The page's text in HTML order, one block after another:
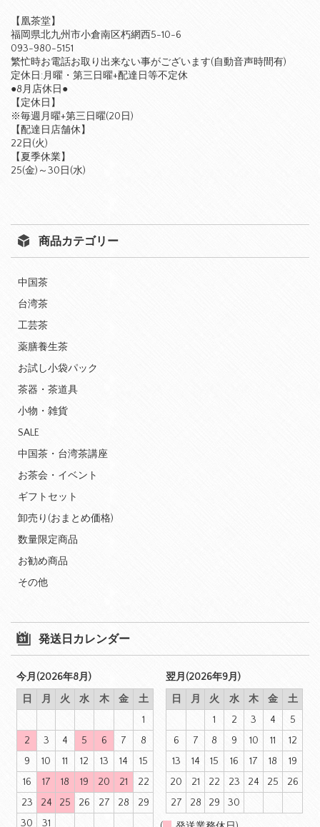
【凰茶堂】
福岡県北九州市小倉南区朽網西5-10-6
093-980-5151
繁忙時お電話お取り出来ない事がございます(自動音声時間有)
定休日:月曜・第三日曜+配達日等不定休
●8月店休日●
【定休日】
※毎週月曜+第三日曜(20日)
【配達日店舗休】
22日(火)
【夏季休業】
25(金)～30日(水)
商品カテゴリー
中国茶
台湾茶
工芸茶
薬膳養生茶
お試し小袋パック
茶器・茶道具
小物・雑貨
SALE
中国茶・台湾茶講座
お茶会・イベント
ギフトセット
卸売り(おまとめ価格)
数量限定商品
お勧め商品
その他
発送日カレンダー
今月(2026年8月)
日
月 火 水 木 金
土
1
2
3 4 5 6 7
8
9
10 11 12 13 14
15
16
17 18 19 20 21
22
23
24 25 26 27 28
29
30
31
翌月(2026年9月)
日
月 火 水 木 金
土
1
2 3 4
5
6
7 8 9 10 11
12
13
14 15 16 17 18
19
20
21 22 23 24 25
26
27
28 29 30